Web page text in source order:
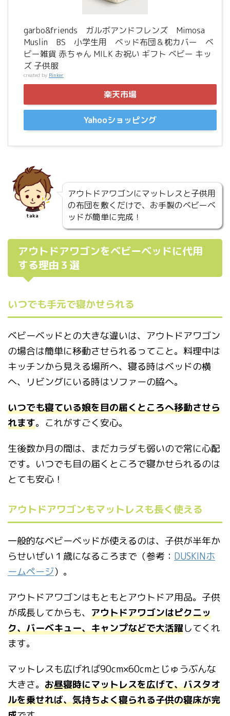
garbo&friends ガルボアンドフレンズ Mimosa
Muslin BS 小学生用 ベッド布団＆枕カバー ベ
ビー雑貨 赤ちゃん MILK お祝い ギフト ベビー キッ
ズ 子供服
created by Rinker
楽天市場
Yahooショッピング
taka
アウトドアワゴンにマットレスと子供用
の布団を敷くだけで、お手製のベビーベ
ッドが簡単に完成！
アウトドアワゴンをベビーベッドに代用
する理由３選
いつでも手元で寝かせられる
ベビーベッドとの大きな違いは、アウトドアワゴン
の場合は簡単に移動させられるってこと。料理中は
キッチンから見える場所へ、寝る時はベッドの横
へ、リビングにいる時はソファーの脇へ。
いつでも寝ている娘を目の届くところへ移動させら
れます。これがすごく安心。
生後数か月の間は、まだカラダも弱いので常に心配
です。いつでも目の届くところで寝かせられるのは
とても安心！
アウトドアワゴンもマットレスも長く使える
一般的なベビーベッドが使えるのは、子供が半年か
らせいぜい１歳になるころまで（参考： DUSKINホ
ームページ）。
アウトドアワゴンはもともとアウトドア用品。子供
が成長してからも、 アウトドアワゴンはピクニッ
ク、バーベキュー、キャンプなどで大活躍してくれ
ます。
マットレスも広げれば90cm×60cmとじゅうぶんな
大きさ。 お昼寝時にマットレスを広げて、バスタオ
ルを乗せれば、気持ちよく寝られる子供の寝床が完